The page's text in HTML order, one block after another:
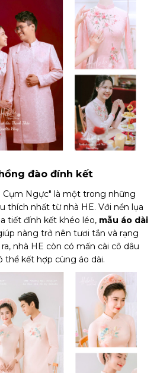
đào đính kết
Cụm Ngực" là một trong những
thích nhất từ nhà HE. Với nền lụa
tiết đính kết khéo léo, mẫu áo dài
nàng trở nên tươi tắn và rạng
nhà HE còn có mấn cài cô dâu
thể kết hợp cùng áo dài.